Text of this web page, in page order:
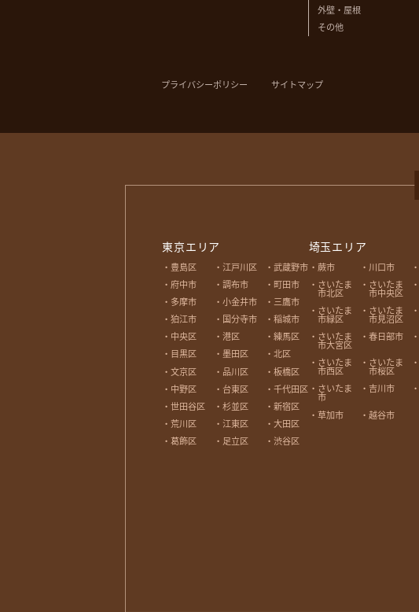
外壁・屋根
その他
プライバシーポリシー サイトマップ
東京エリア
豊島区 江戸川区
武蔵野市
府中市
調布市
町田市
多摩市
小金井市
三鷹市
狛江市
国分寺市
稲城市
中央区
港区
練馬区
目黒区
墨田区
北区
文京区
品川区
板橋区
中野区
台東区
千代田区
世田谷区
杉並区
新宿区
荒川区
江東区
大田区
葛飾区
足立区 渋谷区
埼玉エリア
蕨市 川口市
さいたま
市北区
さいたま
市中央区
さいたま
市緑区
さいたま
市見沼区
さいたま
市大宮区
春日部市
さいたま
市西区
さいたま
市桜区
さいたま
市
吉川市
草加市 越谷市